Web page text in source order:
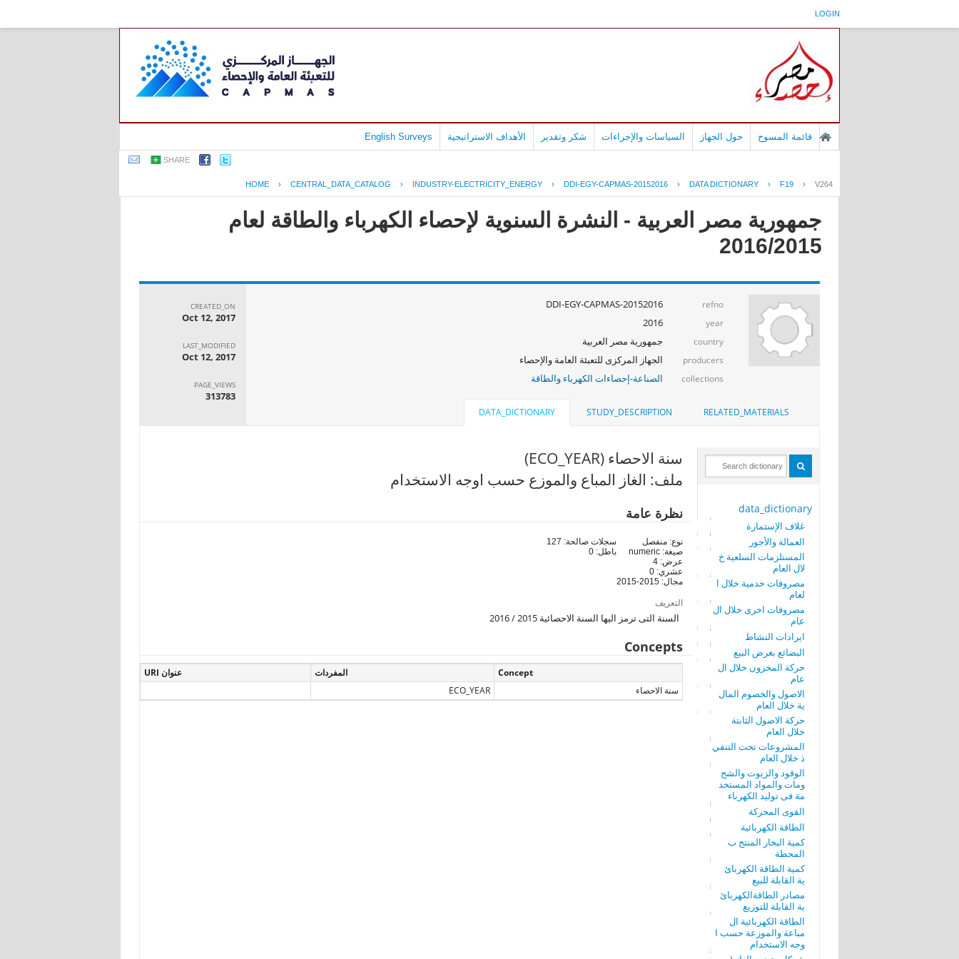
LOGIN
قائمة المسوح حول الجهاز السياسات والإجراءات شكر وتقدير الأهداف الاستراتيجية English Surveys
SHARE
HOME › CENTRAL_DATA_CATALOG › INDUSTRY-ELECTRICITY_ENERGY › DDI-EGY-CAPMAS-20152016 › DATA DICTIONARY › F19 › V264
جمهورية مصر العربية - النشرة السنوية لإحصاء الكهرباء والطاقة لعام
2016/2015
refno
DDI-EGY-CAPMAS-20152016
year
2016
country جمهورية مصر العربية
producers الجهاز المركزى للتعبئة العامة والإحصاء
collections الصناعة-إحصاءات الكهرباء والطاقة
CREATED_ON
Oct 12, 2017
LAST_MODIFIED
Oct 12, 2017
PAGE_VIEWS
313783
RELATED_MATERIALS
STUDY_DESCRIPTION
DATA_DICTIONARY
data_dictionary
غلاف الإستمارة
العمالة والأجور
المستلزمات السلعية خ
لال العام
مصروفات خدمية خلال ا
لعام
مصروفات اخرى خلال ال
عام
ايرادات النشاط
البضائع بغرض البيع
حركة المخزون خلال ال
عام
الاصول والخصوم المال
ية خلال العام
حركة الاصول الثابتة
خلال العام
المشروعات تحت التنفي
ذ خلال العام
الوقود والزيوت والشح
ومات والمواد المستخد
مة فى توليد الكهرباء
القوى المحركة
الطاقة الكهربائية
كمية البخار المنتج ب
المحطة
كمية الطاقة الكهربائ
ية القابلة للبيع
مصادر الطاقةالكهربائ
ية القابلة للتوزيع
الطاقة الكهربائية ال
مباعة والموزعة حسب ا
وجه الاستخدام
سنة الاحصاء (ECO_YEAR)
ملف: الغاز المباع والموزع حسب اوجه الاستخدام
نظرة عامة
نوع: منفصل
صيغة: numeric
عرض: 4
عشري: 0
مجال: 2015-2015
سجلات صالحة: 127
باطل: 0
التعريف
السنة التى ترمز اليها السنة الاحصائية 2015 / 2016
Concepts
Concept المفردات
عنوان URI
سنة الاحصاء
ECO_YEAR